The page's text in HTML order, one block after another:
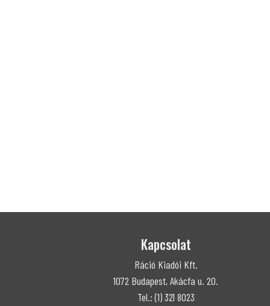
Kapcsolat
Ráció Kiadói Kft.
1072 Budapest, Akácfa u. 20.
Tel.: (1) 321 8023